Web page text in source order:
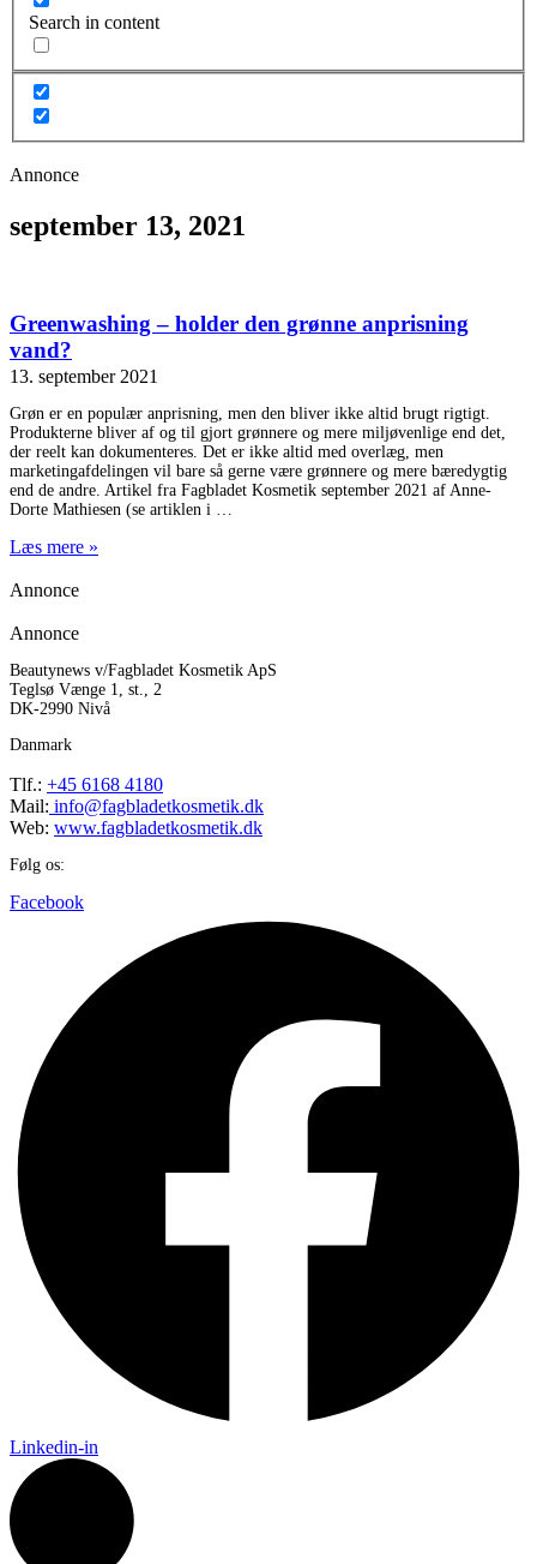
Search in content
Annonce
september 13, 2021
Greenwashing – holder den grønne anprisning
vand?
13. september 2021
Grøn er en populær anprisning, men den bliver ikke altid brugt rigtigt.
Produkterne bliver af og til gjort grønnere og mere miljøvenlige end det,
der reelt kan dokumenteres. Det er ikke altid med overlæg, men
marketingafdelingen vil bare så gerne være grønnere og mere bæredygtig
end de andre. Artikel fra Fagbladet Kosmetik september 2021 af Anne-
Dorte Mathiesen (se artiklen i
Læs mere »
Annonce
Annonce
Beautynews v/Fagbladet Kosmetik ApS
Teglsø Vænge 1, st., 2
DK-2990 Nivå
Danmark
Tlf.: +45 6168 4180
Mail: info@fagbladetkosmetik.dk
Web: www.fagbladetkosmetik.dk
Følg os:
Facebook
Linkedin-in